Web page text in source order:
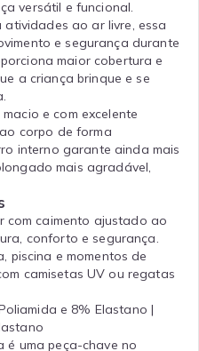
versátil e funcional.
ao ar livre, essa
e segurança durante
maior cobertura e
a criança brinque e se
e com excelente
corpo de forma
interno garante ainda mais
mais agradável,
com caimento ajustado ao
conforto e segurança.
piscina e momentos de
camisetas UV ou regatas
e 8% Elastano |
é uma peça-chave no